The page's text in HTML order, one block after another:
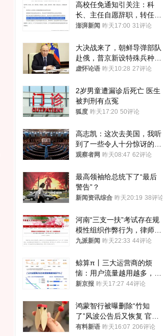
高校任免通知引关注：科
长、主任自愿辞职，转任思
政辅导员
澎湃新闻 昨天17:00 31评论
大决战来了，朝鲜导弹部队
赴俄，普京新设特殊兵种，
76岁老将扛旗
虚怀论语 昨天10:28 27评论
2岁男童遭漏诊后死亡 医生
被判刑有点冤
狐度 昨天17:20 50评论
高志凯：这次去美国，我听
到了一些令人十分惊讶的消
息
观察者网 昨天08:47 62评论
最高领袖给总统下了“最后
警告”？
新闻资讯综合 昨天20:19 38评论
河南“三支一扶”考试存在规
模性组织作弊行为，律师：
涉嫌非法获取国家秘密罪等
九派新闻 昨天22:33 44评论
鲸算π丨三大运营商的烦
恼：用户流量越用越多，收
入却越来越少
新京报 昨天17:27 44评论
鸿蒙智行被曝删除“竹知
了”风波公告后又恢复 官媒
曾力挺：劝华为要大度的，
有料新语 昨天16:07 206评论